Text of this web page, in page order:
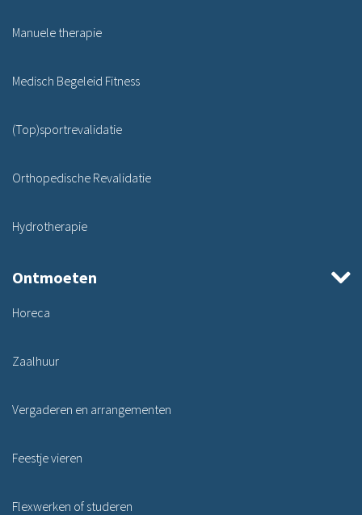
Manuele therapie
Medisch Begeleid Fitness
(Top)sportrevalidatie
Orthopedische Revalidatie
Hydrotherapie
Ontmoeten
Horeca
Zaalhuur
Vergaderen en arrangementen
Feestje vieren
Flexwerken of studeren